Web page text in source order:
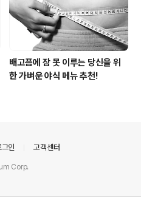
배고픔에 잠 못 이루는 당신을 위
한 가벼운 야식 메뉴 추천!
그인 고객센터
Corp.